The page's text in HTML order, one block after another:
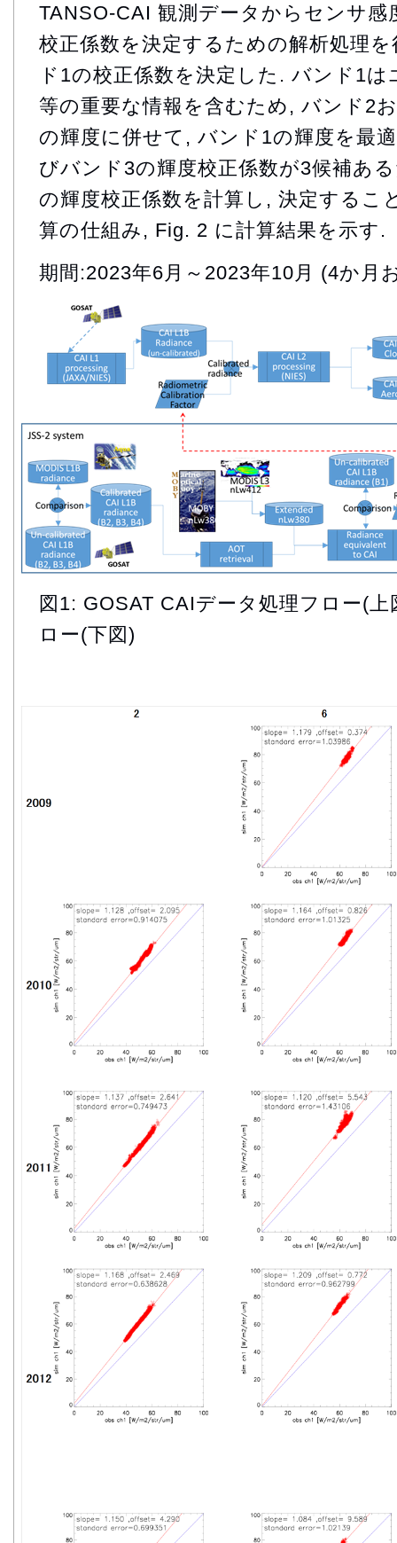
TANSO-CAI 観測データからセンサ感
校正係数を決定するための解析処理
ド1の校正係数を決定した. バンド1
等の重要な情報を含むため, バンド2
の輝度に併せて, バンド1の輝度を最
びバンド3の輝度校正係数が3候補あ
の輝度校正係数を計算し, 決定するこ
算の仕組み, Fig. 2 に計算結果を示す.
期間:2023年6月～2023年10月 (4か月
図1: GOSAT CAIデータ処理フロー(
ロー(下図)